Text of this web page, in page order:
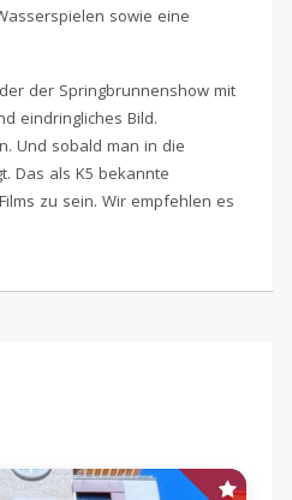
sowie eine
der Springbrunnenshow mit
eindringliches Bild.
Und sobald man in die
Das als K5 bekannte
zu sein. Wir empfehlen es